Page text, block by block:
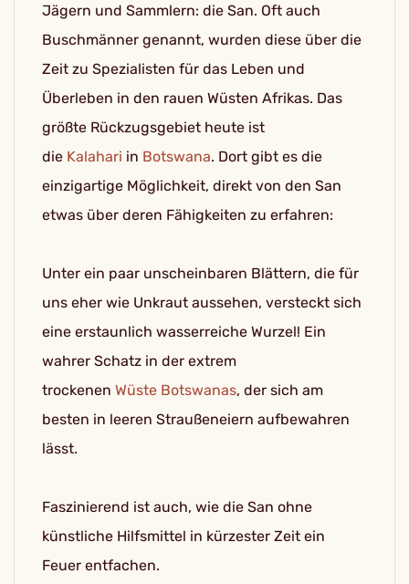
Jägern und Sammlern: die San. Oft auch
Buschmänner genannt, wurden diese über die
Zeit zu Spezialisten für das Leben und
Überleben in den rauen Wüsten Afrikas. Das
größte Rückzugsgebiet heute ist
die Kalahari in Botswana. Dort gibt es die
einzigartige Möglichkeit, direkt von den San
etwas über deren Fähigkeiten zu erfahren:
Unter ein paar unscheinbaren Blättern, die für
uns eher wie Unkraut aussehen, versteckt sich
eine erstaunlich wasserreiche Wurzel! Ein
wahrer Schatz in der extrem
trockenen Wüste Botswanas, der sich am
besten in leeren Straußeneiern aufbewahren
lässt.
Faszinierend ist auch, wie die San ohne
künstliche Hilfsmittel in kürzester Zeit ein
Feuer entfachen.